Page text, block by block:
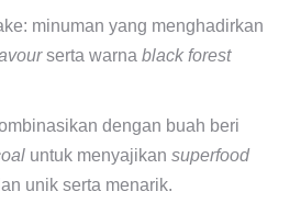
minuman yang menghadirkan
serta warna black forest
dengan buah beri
untuk menyajikan superfood
unik serta menarik.